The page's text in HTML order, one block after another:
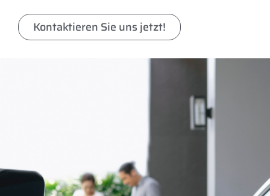
Kontaktieren Sie uns jetzt!